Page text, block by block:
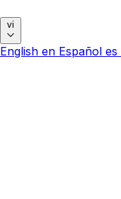
vi
English en Español es